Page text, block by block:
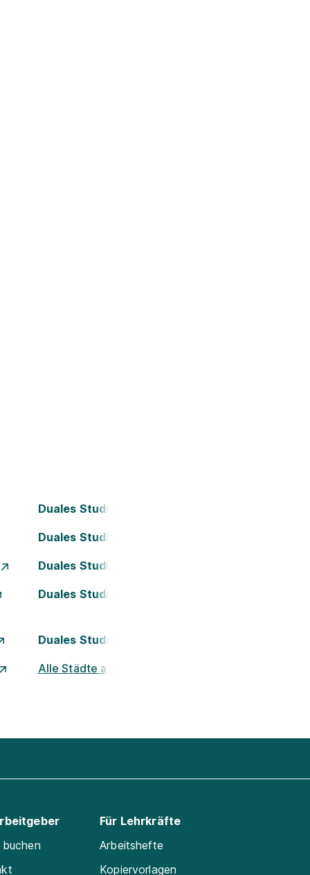
Duales Studium Bielefeld
Duales Studium Darmstadt
Duales Studium Essen
Duales Studium Kassel
Duales Studium München
Alle Städte ansehen
Für Lehrkräfte
Arbeitshefte
Kopiervorlagen